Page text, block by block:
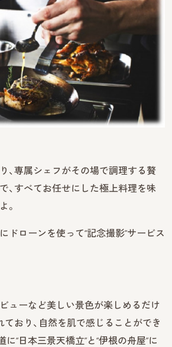
、専属シェフがその場で調理する贅
、すべてお任せにした極上料理を味
。
ドローンを使って“記念撮影”サービス
ューなど美しい景色が楽しめるだけ
ており、自然を肌で感じることができ
に“日本三景天橋立”と“伊根の舟屋”に